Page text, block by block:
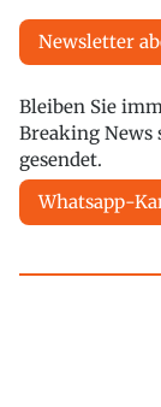
Newsletter
Bleiben Sie
Breaking
gesendet.
Whatsapp-